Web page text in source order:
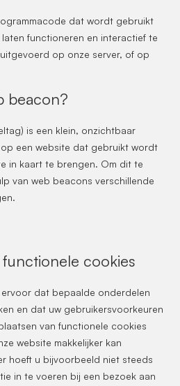
dat wordt gebruikt
functioneren en interactief te
op onze server, of op
beacon?
is een klein, onzichtbaar
een website dat gebruikt wordt
in kaart te brengen. Om dit te
van web beacons verschillende
functionele cookies
dat bepaalde onderdelen
en dat uw gebruikersvoorkeuren
van functionele cookies
website makkelijker kan
hoeft u bijvoorbeeld niet steeds
in te voeren bij een bezoek aan